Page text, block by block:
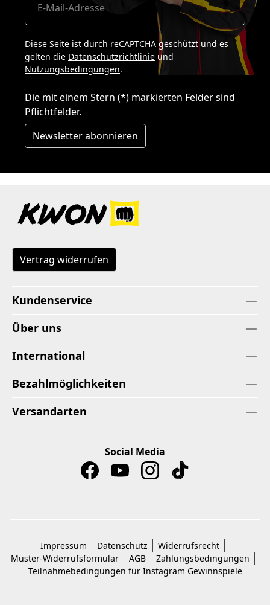
Diese Seite ist durch reCAPTCHA geschützt und es
gelten die Datenschutzrichtlinie und
Nutzungsbedingungen.
Die mit einem Stern (*) markierten Felder sind
Pflichtfelder.
Newsletter abonnieren
Vertrag widerrufen
Kundenservice
Über uns
International
Bezahlmöglichkeiten
Versandarten
Social Media
Impressum Datenschutz
Widerrufsrecht
Muster-Widerrufsformular
AGB
Zahlungsbedingungen
Teilnahmebedingungen für Instagram Gewinnspiele